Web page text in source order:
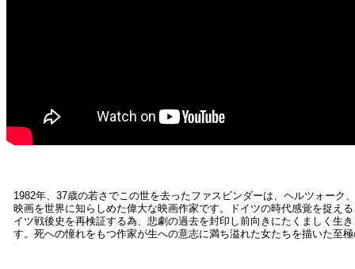
1982年、37歳の若さでこの世を去ったファスビンダーは、ヘルツォーク
映画を世界に知らしめた偉大な映画作家です。ドイツの時代感覚を捉え
イツ戦後史を再検証する為、悲劇の過去を封印し前向きにたくましく生
す。死への憧れをもつ作家が生への意志に満ち溢れた女たちを描いた至